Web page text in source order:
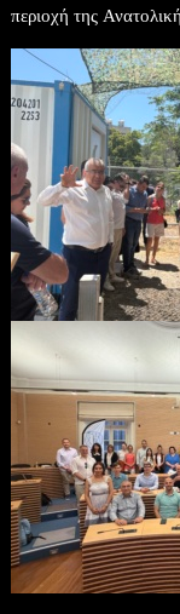
περιοχή της